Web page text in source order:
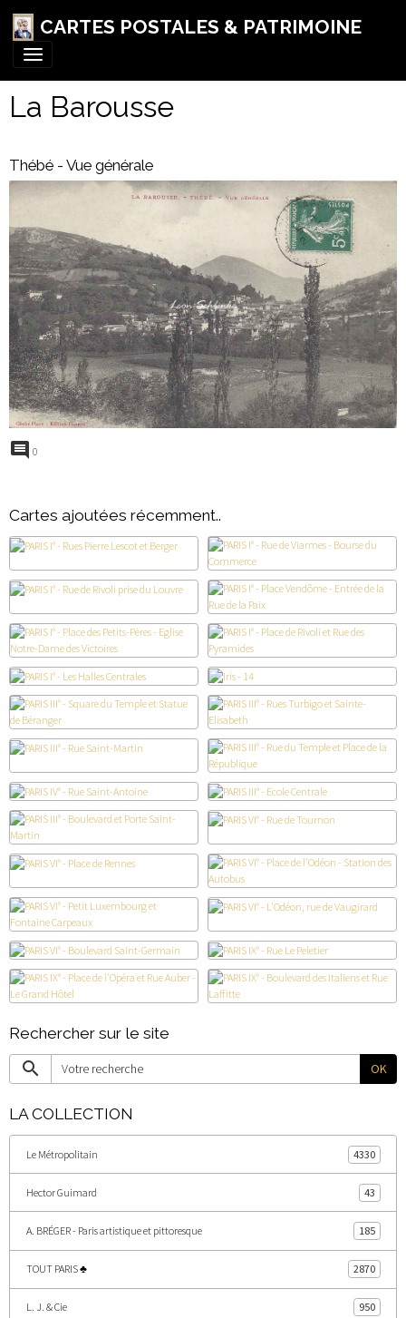
CARTES POSTALES & PATRIMOINE
La Barousse
Thébé - Vue générale
0
Cartes ajoutées récemment..
Rechercher sur le site
OK
LA COLLECTION
Le Métropolitain 4330
Hector Guimard 43
A. BRÉGER - Paris artistique et pittoresque 185
TOUT PARIS ♣ 2870
L. J. & Cie 950